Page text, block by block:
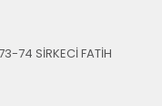
74 SİRKECİ FATİH